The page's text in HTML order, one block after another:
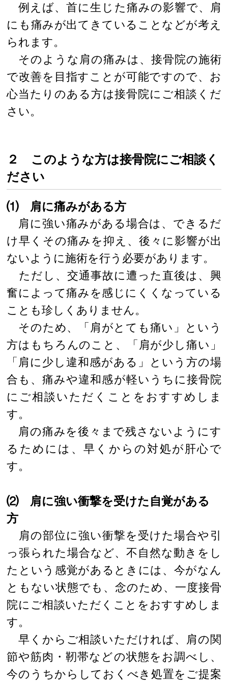
例えば、首に生じた痛みの影響で、肩
にも痛みが出てきていることなどが考え
られます。
そのような肩の痛みは、接骨院の施術
で改善を目指すことが可能ですので、お
心当たりのある方は接骨院にご相談くだ
さい。
２ このような方は接骨院にご相談く
ださい
⑴ 肩に痛みがある方
肩に強い痛みがある場合は、できるだ
け早くその痛みを抑え、後々に影響が出
ないように施術を行う必要があります。
ただし、交通事故に遭った直後は、興
奮によって痛みを感じにくくなっている
ことも珍しくありません。
そのため、「肩がとても痛い」という
方はもちろんのこと、「肩が少し痛い」
「肩に少し違和感がある」という方の場
合も、痛みや違和感が軽いうちに接骨院
にご相談いただくことをおすすめしま
す。
肩の痛みを後々まで残さないようにす
るためには、早くからの対処が肝心で
す。
⑵ 肩に強い衝撃を受けた自覚がある
方
肩の部位に強い衝撃を受けた場合や引
っ張られた場合など、不自然な動きをし
たという感覚があるときには、今がなん
ともない状態でも、念のため、一度接骨
院にご相談いただくことをおすすめしま
す。
早くからご相談いただければ、肩の関
節や筋肉・靭帯などの状態をお調べし、
今のうちからしておくべき処置をご提案